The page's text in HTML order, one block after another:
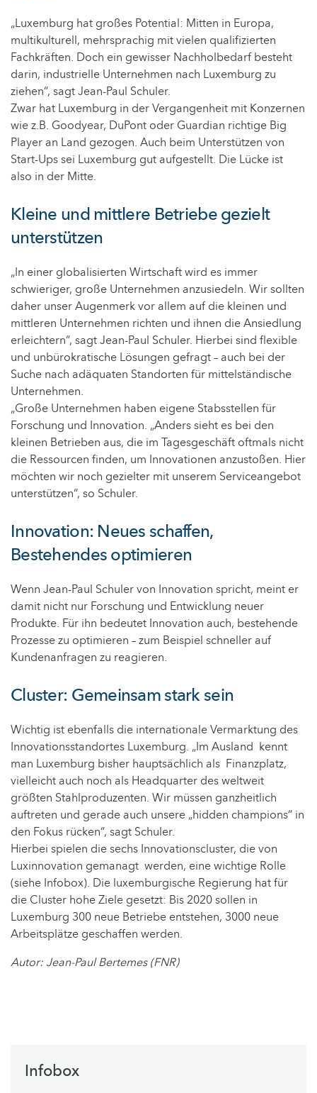
„Luxemburg hat großes Potential: Mitten in Europa,
multikulturell, mehrsprachig mit vielen qualifizierten
Fachkräften. Doch ein gewisser Nachholbedarf besteht
darin, industrielle Unternehmen nach Luxemburg zu
ziehen“, sagt Jean-Paul Schuler.
Zwar hat Luxemburg in der Vergangenheit mit Konzernen
wie z.B. Goodyear, DuPont oder Guardian richtige Big
Player an Land gezogen. Auch beim Unterstützen von
Start-Ups sei Luxemburg gut aufgestellt. Die Lücke ist
also in der Mitte.
Kleine und mittlere Betriebe gezielt
unterstützen
„In einer globalisierten Wirtschaft wird es immer
schwieriger, große Unternehmen anzusiedeln. Wir sollten
daher unser Augenmerk vor allem auf die kleinen und
mittleren Unternehmen richten und ihnen die Ansiedlung
erleichtern“, sagt Jean-Paul Schuler. Hierbei sind flexible
und unbürokratische Lösungen gefragt – auch bei der
Suche nach adäquaten Standorten für mittelständische
Unternehmen.
„Große Unternehmen haben eigene Stabsstellen für
Forschung und Innovation. „Anders sieht es bei den
kleinen Betrieben aus, die im Tagesgeschäft oftmals nicht
die Ressourcen finden, um Innovationen anzustoßen. Hier
möchten wir noch gezielter mit unserem Serviceangebot
unterstützen“, so Schuler.
Innovation: Neues schaffen,
Bestehendes optimieren
Wenn Jean-Paul Schuler von Innovation spricht, meint er
damit nicht nur Forschung und Entwicklung neuer
Produkte. Für ihn bedeutet Innovation auch, bestehende
Prozesse zu optimieren – zum Beispiel schneller auf
Kundenanfragen zu reagieren.
Cluster: Gemeinsam stark sein
Wichtig ist ebenfalls die internationale Vermarktung des
Innovationsstandortes Luxemburg. „Im Ausland kennt
man Luxemburg bisher hauptsächlich als Finanzplatz,
vielleicht auch noch als Headquarter des weltweit
größten Stahlproduzenten. Wir müssen ganzheitlich
auftreten und gerade auch unsere „hidden champions“ in
den Fokus rücken“, sagt Schuler.
Hierbei spielen die sechs Innovationscluster, die von
Luxinnovation gemanagt werden, eine wichtige Rolle
(siehe Infobox). Die luxemburgische Regierung hat für
die Cluster hohe Ziele gesetzt: Bis 2020 sollen in
Luxemburg 300 neue Betriebe entstehen, 3000 neue
Arbeitsplätze geschaffen werden.
Autor: Jean-Paul Bertemes (FNR)
Infobox